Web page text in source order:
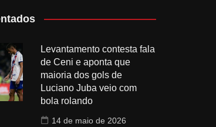
Levantamento contesta fala
de Ceni e aponta que
maioria dos gols de
Luciano Juba veio com
bola rolando
14 de maio de 2026